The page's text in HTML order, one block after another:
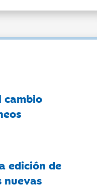
cambio
edición de
nuevas